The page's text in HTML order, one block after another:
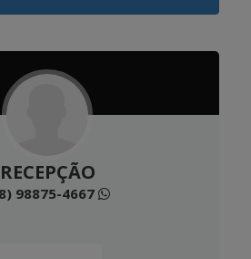
RECEPÇÃO
98875-4667